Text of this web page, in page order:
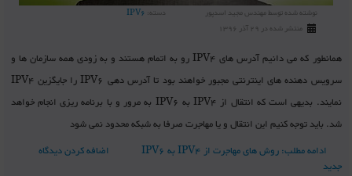
نوشته شده توسطمهندس مجید اسدپور دسته: IPV6
منتشر شده در 29 آذر 1396
همانطور که می دانیم آدرس های IPV4 رو به اتمام هستند و به زودی همه سازمان ها و
سرویس دهنده های اینترنتی مجبور خواهند بود تا آدرس دهی IPV6 را جایگزین IPV4
نمایند. بدیهی است که انتقال از IPV4 به IPV6 به مرور و با برنامه ریزی انجام خواهد
شد. باید توجه کنیم این انتقال و یا مهاجرت صرفا به شبکه محدود نمی شود
ادامه مطلب: روش های مهاجرت از IPV4 به IPV6
اضافه کردن دیدگاه
جدید